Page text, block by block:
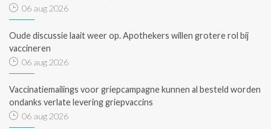
06 aug 2026
Oude discussie laait weer op. Apothekers willen grotere rol bij
vaccineren
06 aug 2026
Vaccinatiemailings voor griepcampagne kunnen al besteld worden
ondanks verlate levering griepvaccins
06 aug 2026